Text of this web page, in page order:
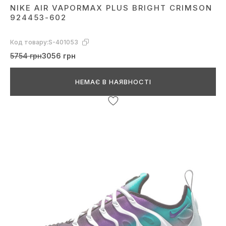
NIKE AIR VAPORMAX PLUS BRIGHT CRIMSON
924453-602
Код товару:S-401053
5754 грн3056 грн
НЕМАЄ В НАЯВНОСТІ